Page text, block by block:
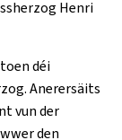
Henri
déi
Anerersäits
vun der
den